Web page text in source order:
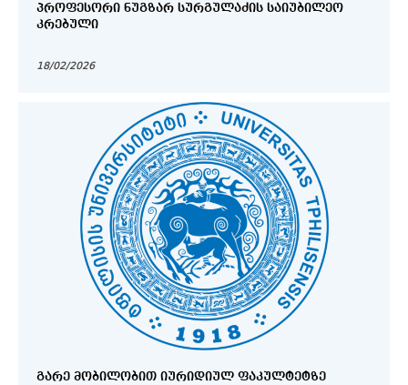
ᲞᲠᲝᲤᲔᲡᲝᲠᲘ ᲜᲣᲒᲖᲐᲠ ᲡᲣᲠᲒᲣᲚᲐᲫᲘᲡ ᲡᲐᲘᲣᲑᲘᲚᲔᲝ
ᲙᲠᲔᲑᲣᲚᲘ
18/02/2026
ᲒᲐᲠᲔ ᲛᲝᲑᲘᲚᲝᲑᲘᲗ ᲘᲣᲠᲘᲓᲘᲣᲚ ᲤᲐᲙᲣᲚᲢᲔᲢᲖᲔ